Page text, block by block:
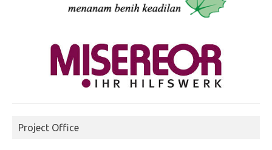
Project Office